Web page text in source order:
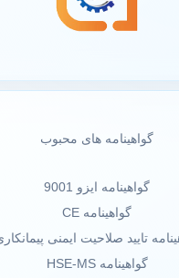
گواهینامه های محبوب
گواهینامه ایزو 9001
گواهینامه CE
تایید صلاحیت ایمنی پیمانکاری
گواهینامه HSE-MS